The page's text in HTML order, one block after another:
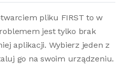
pliku FIRST to w
jest tylko brak
aplikacji. Wybierz jeden z
go na swoim urządzeniu.